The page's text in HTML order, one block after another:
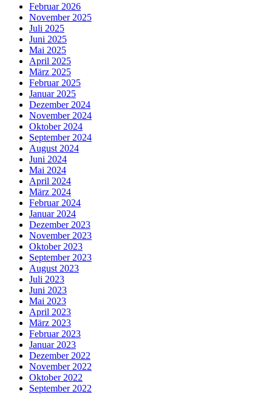
Februar 2026
November 2025
Juli 2025
Juni 2025
Mai 2025
April 2025
März 2025
Februar 2025
Januar 2025
Dezember 2024
November 2024
Oktober 2024
September 2024
August 2024
Juni 2024
Mai 2024
April 2024
März 2024
Februar 2024
Januar 2024
Dezember 2023
November 2023
Oktober 2023
September 2023
August 2023
Juli 2023
Juni 2023
Mai 2023
April 2023
März 2023
Februar 2023
Januar 2023
Dezember 2022
November 2022
Oktober 2022
September 2022